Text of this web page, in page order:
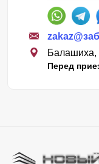
Балашиха,
Перед